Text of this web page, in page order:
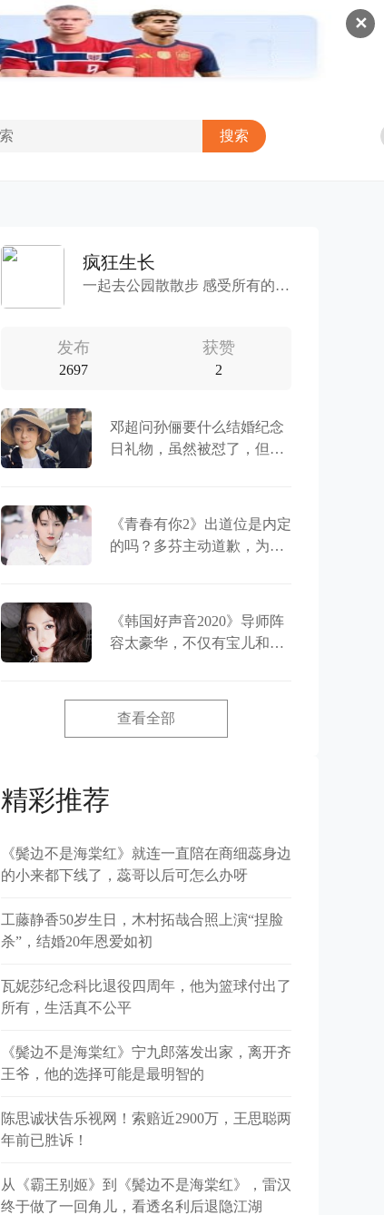
✕
疯狂生长
一起去公园散散步 感受所有的风和阳光
发布
2697
获赞
2
邓超问孙俪要什么结婚纪念
日礼物，虽然被怼了，但两
《青春有你2》出道位是内定
的吗？多芬主动道歉，为刘
《韩国好声音2020》导师阵
容太豪华，不仅有宝儿和成
查看全部
精彩推荐
《鬓边不是海棠红》就连一直陪在商细蕊身边
的小来都下线了，蕊哥以后可怎么办呀
工藤静香50岁生日，木村拓哉合照上演“捏脸
杀”，结婚20年恩爱如初
瓦妮莎纪念科比退役四周年，他为篮球付出了
所有，生活真不公平
《鬓边不是海棠红》宁九郎落发出家，离开齐
王爷，他的选择可能是最明智的
陈思诚状告乐视网！索赔近2900万，王思聪两
年前已胜诉！
从《霸王别姬》到《鬓边不是海棠红》，雷汉
终于做了一回角儿，看透名利后退隐江湖